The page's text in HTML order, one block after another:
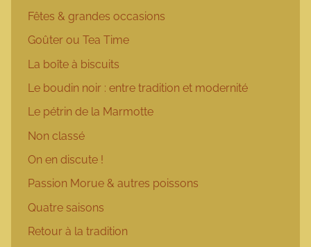
Fêtes & grandes occasions
Goûter ou Tea Time
La boîte à biscuits
Le boudin noir : entre tradition et modernité
Le pétrin de la Marmotte
Non classé
On en discute !
Passion Morue & autres poissons
Quatre saisons
Retour à la tradition